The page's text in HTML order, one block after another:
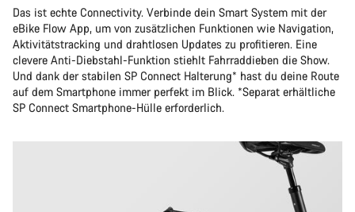
Das ist echte Connectivity. Verbinde dein Smart System mit der
eBike Flow App, um von zusätzlichen Funktionen wie Navigation,
Aktivitätstracking und drahtlosen Updates zu profitieren. Eine
clevere Anti-Diebstahl-Funktion stiehlt Fahrraddieben die Show.
Und dank der stabilen SP Connect Halterung* hast du deine Route
auf dem Smartphone immer perfekt im Blick. *Separat erhältliche
SP Connect Smartphone-Hülle erforderlich.